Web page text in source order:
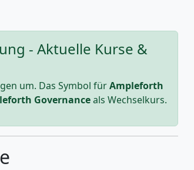
- Aktuelle Kurse &
um. Das Symbol fürAmpleforth
Governanceals Wechselkurs.